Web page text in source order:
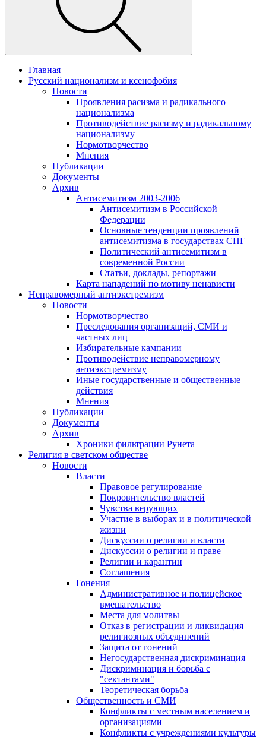
Главная
Русский национализм и ксенофобия
Новости
Проявления расизма и радикального
национализма
Противодействие расизму и радикальному
национализму
Нормотворчество
Мнения
Публикации
Документы
Архив
Антисемитизм 2003-2006
Антисемитизм в Российской
Федерации
Основные тенденции проявлений
антисемитизма в государствах СНГ
Политический антисемитизм в
современной России
Статьи, доклады, репортажи
Карта нападений по мотиву ненависти
Неправомерный антиэкстремизм
Новости
Нормотворчество
Преследования организаций, СМИ и
частных лиц
Избирательные кампании
Противодействие неправомерному
антиэкстремизму
Иные государственные и общественные
действия
Мнения
Публикации
Документы
Архив
Хроники фильтрации Рунета
Религия в светском обществе
Новости
Власти
Правовое регулирование
Покровительство властей
Чувства верующих
Участие в выборах и в политической
жизни
Дискуссии о религии и власти
Дискуссии о религии и праве
Религии и карантин
Соглашения
Гонения
Административное и полицейское
вмешательство
Места для молитвы
Отказ в регистрации и ликвидация
религиозных объединений
Защита от гонений
Негосударственная дискриминация
Дискриминация и борьба с
"сектантами"
Теоретическая борьба
Общественность и СМИ
Конфликты с местным населением и
организациями
Конфликты с учреждениями культуры